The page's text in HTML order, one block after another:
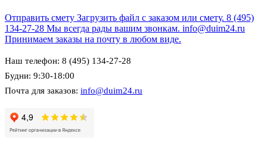
Отправить смету Загрузить файл с заказом или смету. 8 (495)
134-27-28 Мы всегда рады вашим звонкам. info@duim24.ru
Принимаем заказы на почту в любом виде.
Наш телефон: 8 (495) 134-27-28
Будни: 9:30-18:00
Почта для заказов: info@duim24.ru